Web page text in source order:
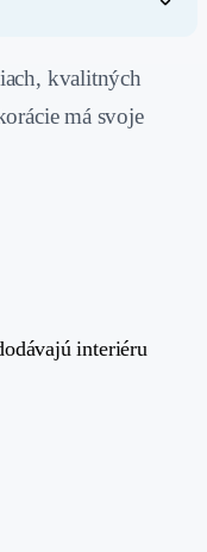
kvalitných
má svoje
interiéru